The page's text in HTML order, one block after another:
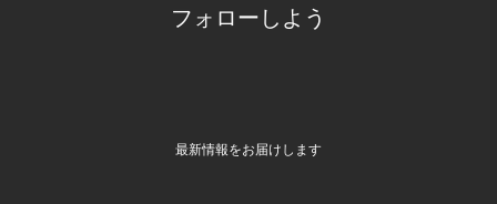
フォローしよう
最新情報をお届けします